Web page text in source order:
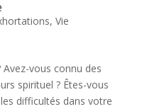
, Vie
vous connu des
spirituel ? Êtes-vous
difficultés dans votre